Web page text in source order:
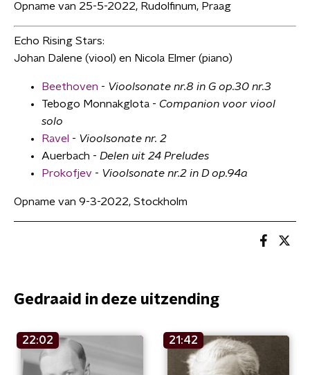
Opname van 25-5-2022, Rudolfinum, Praag
Echo Rising Stars:
Johan Dalene (viool) en Nicola Elmer (piano)
Beethoven - Vioolsonate nr.8 in G op.30 nr.3
Tebogo Monnakglota - Companion voor viool
solo
Ravel - Vioolsonate nr. 2
Auerbach - Delen uit 24 Preludes
Prokofjev - Vioolsonate nr.2 in D op.94a
Opname van 9-3-2022, Stockholm
Gedraaid in deze uitzending
22:02 21:42